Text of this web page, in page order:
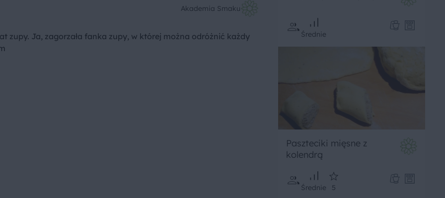
Akademia Smaku
zupy. Ja, zagorzała fanka zupy, w której można odróżnić każdy
Średnie
Paszteciki mięsne z
kolendrą
Średnie 5